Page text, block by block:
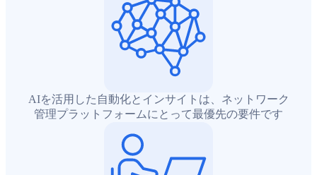
AIを活用した自動化とインサイトは、ネットワーク
管理プラットフォームにとって最優先の要件です